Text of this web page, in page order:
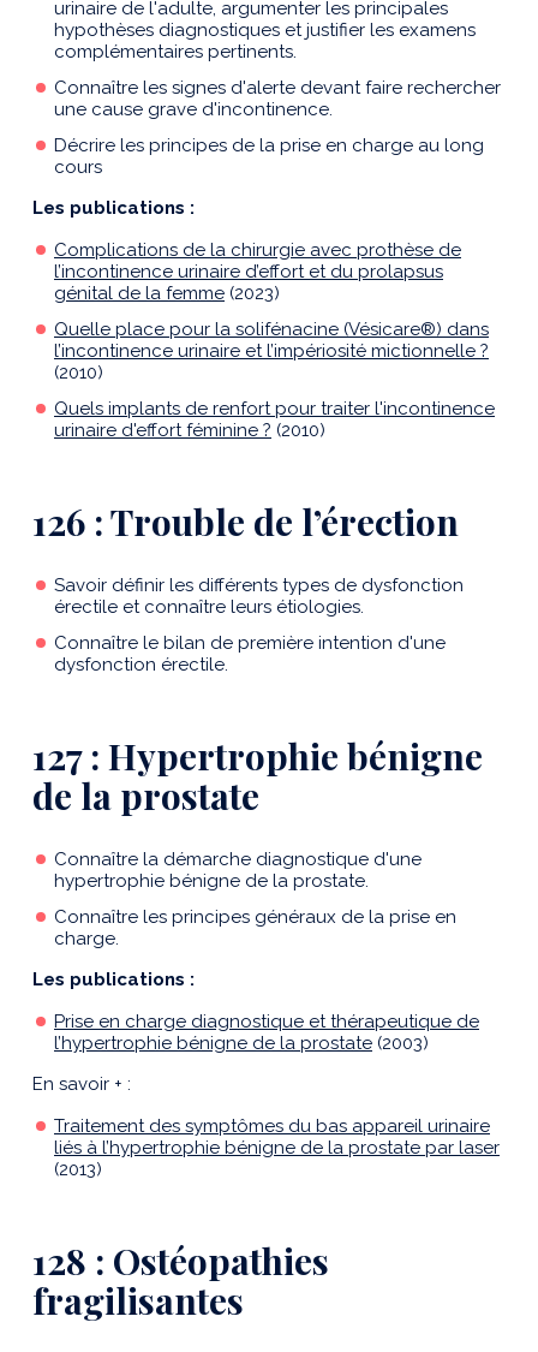
urinaire de l'adulte, argumenter les principales
hypothèses diagnostiques et justifier les examens
complémentaires pertinents.
Connaître les signes d'alerte devant faire rechercher
une cause grave d'incontinence.
Décrire les principes de la prise en charge au long
cours
Les publications :
Complications de la chirurgie avec prothèse de
l’incontinence urinaire d’effort et du prolapsus
génital de la femme (2023)
Quelle place pour la solifénacine (Vésicare®) dans
l’incontinence urinaire et l’impériosité mictionnelle ?
(2010)
Quels implants de renfort pour traiter l'incontinence
urinaire d'effort féminine ? (2010)
126 : Trouble de l’érection
Savoir définir les différents types de dysfonction
érectile et connaître leurs étiologies.
Connaître le bilan de première intention d'une
dysfonction érectile.
127 : Hypertrophie bénigne
de la prostate
Connaître la démarche diagnostique d'une
hypertrophie bénigne de la prostate.
Connaître les principes généraux de la prise en
charge.
Les publications :
Prise en charge diagnostique et thérapeutique de
l’hypertrophie bénigne de la prostate (2003)
En savoir + :
Traitement des symptômes du bas appareil urinaire
liés à l’hypertrophie bénigne de la prostate par laser
(2013)
128 : Ostéopathies
fragilisantes